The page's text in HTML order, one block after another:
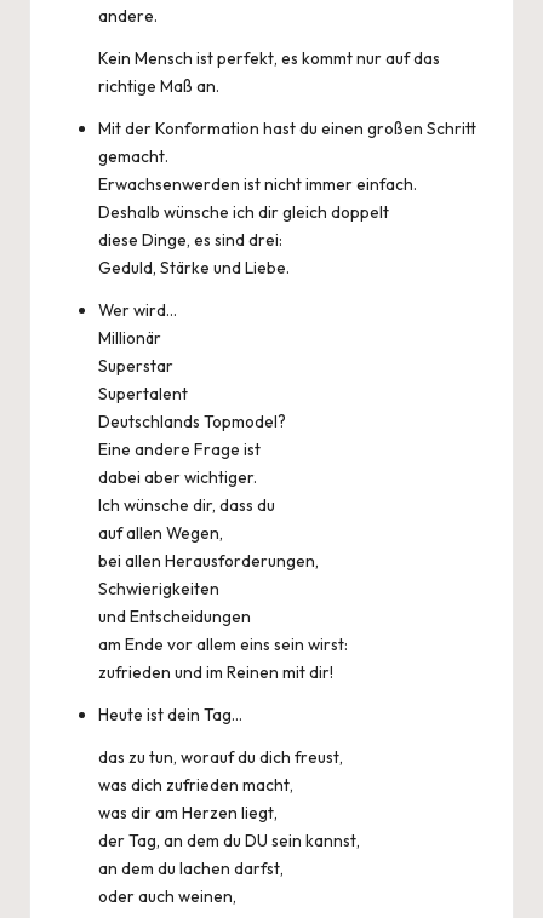
andere.
Kein Mensch ist perfekt, es kommt nur auf das
richtige Maß an.
Mit der Konformation hast du einen großen Schritt
gemacht.
Erwachsenwerden ist nicht immer einfach.
Deshalb wünsche ich dir gleich doppelt
diese Dinge, es sind drei:
Geduld, Stärke und Liebe.
Wer wird…
Millionär
Superstar
Supertalent
Deutschlands Topmodel?
Eine andere Frage ist
dabei aber wichtiger.
Ich wünsche dir, dass du
auf allen Wegen,
bei allen Herausforderungen,
Schwierigkeiten
und Entscheidungen
am Ende vor allem eins sein wirst:
zufrieden und im Reinen mit dir!
Heute ist dein Tag…
das zu tun, worauf du dich freust,
was dich zufrieden macht,
was dir am Herzen liegt,
der Tag, an dem du DU sein kannst,
an dem du lachen darfst,
oder auch weinen,